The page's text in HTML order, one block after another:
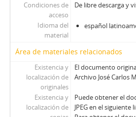
Condiciones de
acceso
De libre descarga y
Idioma del
material
español
Área de materiales relacionados
Existencia y
localización de
originales
El documento
Archivo José Carlos
Existencia y
localización de
Puede obtener el
JPEG en el siguiente